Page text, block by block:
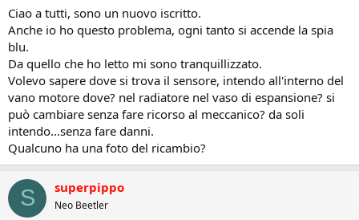
Ciao a tutti, sono un nuovo iscritto.
Anche io ho questo problema, ogni tanto si accende la spia
blu.
Da quello che ho letto mi sono tranquillizzato.
Volevo sapere dove si trova il sensore, intendo all'interno del
vano motore dove? nel radiatore nel vaso di espansione? si
può cambiare senza fare ricorso al meccanico? da soli
intendo...senza fare danni.
Qualcuno ha una foto del ricambio?
S superpippo
Neo Beetler